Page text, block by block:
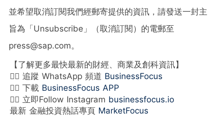
並希望取消訂閱我們經郵寄提供的資訊，請發送一封主
旨為「Unsubscribe」（取消訂閱）的電郵至
press@sap.com。
【了解更多最快最新的財經、商業及創科資訊】
👉🏻 追蹤 WhatsApp 頻道 BusinessFocus
👉🏻 下載 BusinessFocus APP
👉🏻 立即Follow Instagram businessfocus.io
最新 金融投資熱話專頁 MarketFocus